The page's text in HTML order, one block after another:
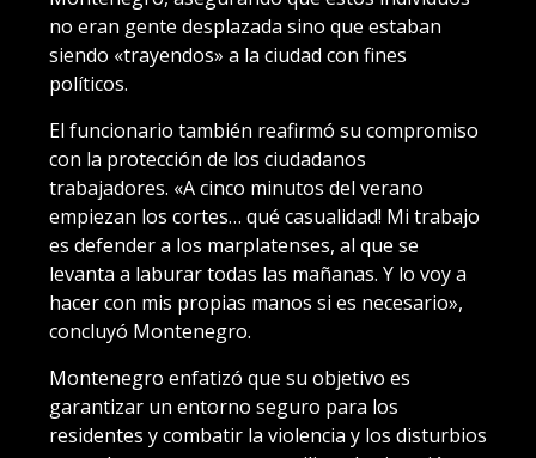
no eran gente desplazada sino que estaban
siendo «trayendos» a la ciudad con fines
políticos.
El funcionario también reafirmó su compromiso
con la protección de los ciudadanos
trabajadores. «A cinco minutos del verano
empiezan los cortes… qué casualidad! Mi trabajo
es defender a los marplatenses, al que se
levanta a laburar todas las mañanas. Y lo voy a
hacer con mis propias manos si es necesario»,
concluyó Montenegro.
Montenegro enfatizó que su objetivo es
garantizar un entorno seguro para los
residentes y combatir la violencia y los disturbios